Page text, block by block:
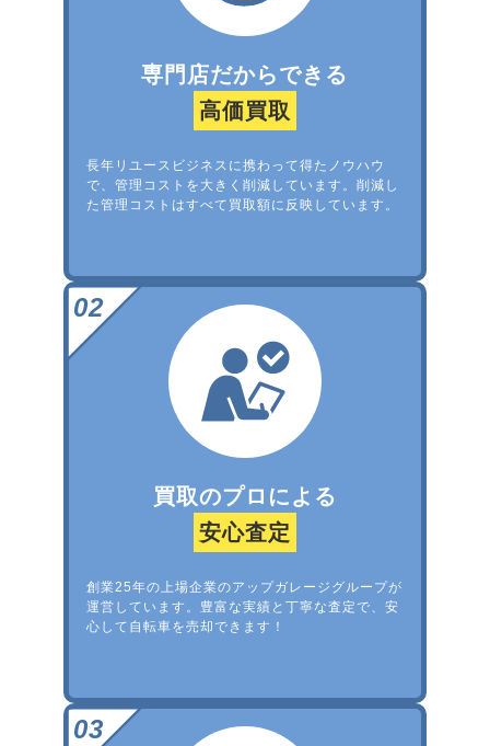
専門店だからできる
高価買取
長年リユースビジネスに携わって得たノウハウ
で、管理コストを大きく削減しています。削減し
た管理コストはすべて買取額に反映しています。
買取のプロによる
安心査定
創業25年の上場企業のアップガレージグループが
運営しています。豊富な実績と丁寧な査定で、安
心して自転車を売却できます！